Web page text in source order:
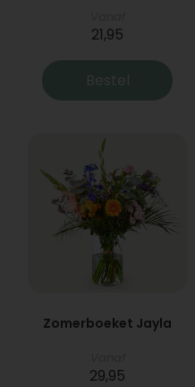
21,95
Bestel
Zomerboeket Jayla
29,95